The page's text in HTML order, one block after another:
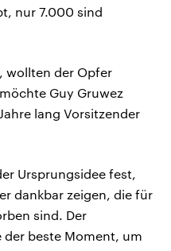
nur 7.000 sind
wollten der Opfer
Guy Gruwez
lang Vorsitzender
Ursprungsidee fest,
dankbar zeigen, die für
sind. Der
der beste Moment, um